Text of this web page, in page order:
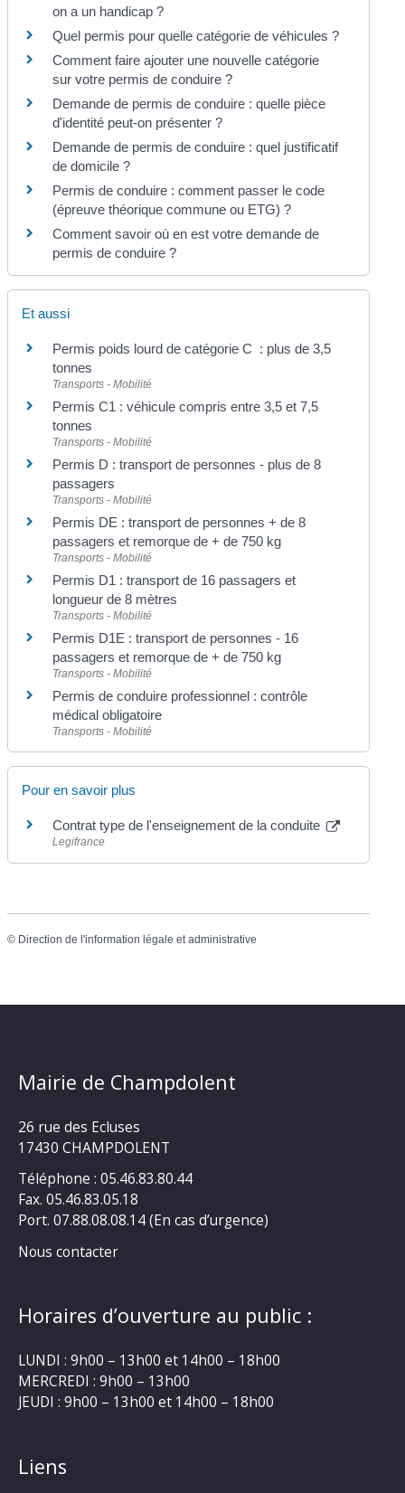
on a un handicap ?
Quel permis pour quelle catégorie de véhicules ?
Comment faire ajouter une nouvelle catégorie
sur votre permis de conduire ?
Demande de permis de conduire : quelle pièce
d'identité peut-on présenter ?
Demande de permis de conduire : quel justificatif
de domicile ?
Permis de conduire : comment passer le code
(épreuve théorique commune ou ETG) ?
Comment savoir où en est votre demande de
permis de conduire ?
Et aussi
Permis poids lourd de catégorie C : plus de 3,5
tonnes
Transports - Mobilité
Permis C1 : véhicule compris entre 3,5 et 7,5
tonnes
Transports - Mobilité
Permis D : transport de personnes - plus de 8
passagers
Transports - Mobilité
Permis DE : transport de personnes + de 8
passagers et remorque de + de 750 kg
Transports - Mobilité
Permis D1 : transport de 16 passagers et
longueur de 8 mètres
Transports - Mobilité
Permis D1E : transport de personnes - 16
passagers et remorque de + de 750 kg
Transports - Mobilité
Permis de conduire professionnel : contrôle
médical obligatoire
Transports - Mobilité
Pour en savoir plus
Contrat type de l'enseignement de la conduite
Legifrance
© Direction de l'information légale et administrative
Mairie de Champdolent
26 rue des Ecluses
17430 CHAMPDOLENT
Téléphone : 05.46.83.80.44
Fax. 05.46.83.05.18
Port. 07.88.08.08.14 (En cas d’urgence)
Nous contacter
Horaires d’ouverture au public :
LUNDI : 9h00 – 13h00 et 14h00 – 18h00
MERCREDI : 9h00 – 13h00
JEUDI : 9h00 – 13h00 et 14h00 – 18h00
Liens